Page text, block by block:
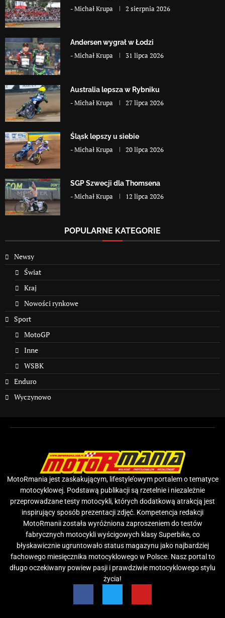
-Michał Krupa 2 sierpnia 2026
Andersen wygrał w Łodzi
-Michał Krupa 31 lipca 2026
Australia lepsza w Rybniku
-Michał Krupa 27 lipca 2026
Śląsk lepszy u siebie
-Michał Krupa 20 lipca 2026
SGP Szwecji dla Thomsena
-Michał Krupa 12 lipca 2026
POPULARNE KATEGORIE
Newsy
Świat
Kraj
Nowości rynkowe
Sport
MotoGP
Inne
WSBK
Enduro
Wyczynowo
MotoRmania jest zaskakującym, lifestyle’owym portalem o tematyce
motocyklowej. Podstawą publikacji są rzetelnie i niezależnie
przeprowadzane testy motocykli, których dodatkową atrakcją jest
inspirujący sposób prezentacji zdjęć. Kompetencja redakcji
MotoRmanii została wyróżniona zaproszeniem do testów
fabrycznych motocykli wyścigowych klasy Superbike, co
błyskawicznie ugruntowało status magazynu jako najbardziej
fachowego miesięcznika motocyklowego w Polsce. Nasz portal to
długo oczekiwany powiew pasji i prawdziwie motocyklowego stylu
życia!